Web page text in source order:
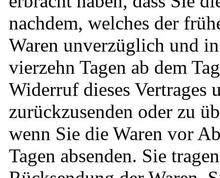
nachdem, welches der
Waren unverzüglich und
vierzehn Tagen ab dem
Widerruf dieses Vertrages
zurückzusenden oder zu
wenn Sie die Waren vor
Tagen absenden. Sie